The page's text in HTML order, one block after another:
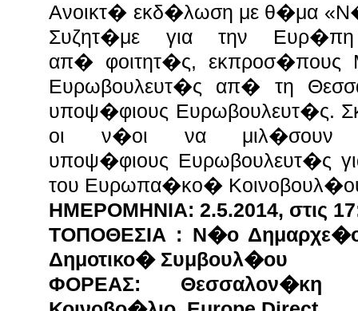
Ανοικτ� εκδ�λωση με θ�μα
Συζητ�με για την
απ� φοιτητ�ς,
Ευρωβουλευτ�ς απ� τη
υποψ�φιους Ευρωβουλευτ�ς.
οι ν�οι να
υποψ�φιους Ευρωβουλευτ�ς
του Ευρωπα�κο�
ΗΜΕΡΟΜΗΝΙΑ: 2.5.2014, στις
ΤΟΠΟΘΕΣΙΑ : Ν�ο
Δημοτικο� Συμβουλ�ου
ΦΟΡΕΑΣ: Θεσσαλον�κη